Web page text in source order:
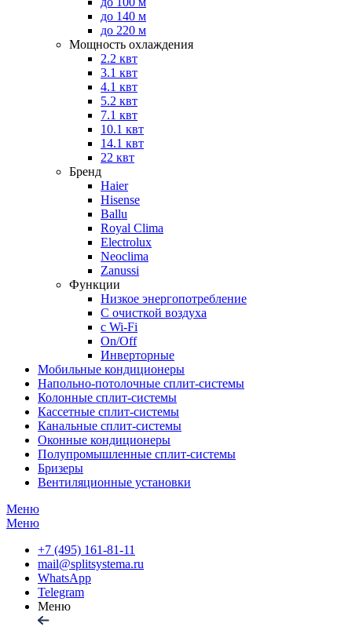
до 140 м
до 220 м
Мощность охлаждения
2.2 квт
3.1 квт
4.1 квт
5.2 квт
7.1 квт
10.1 квт
14.1 квт
22 квт
Бренд
Haier
Hisense
Ballu
Royal Clima
Electrolux
Neoclima
Zanussi
Функции
Низкое энергопотребление
С очисткой воздуха
с Wi-Fi
On/Off
Инверторные
Мобильные кондиционеры
Напольно-потолоч​ные ​сплит-системы
Колонные ​​сплит-системы
Кассетные сплит-системы
Канальные сплит-системы
Оконные кондиционеры
Полупромышленные сплит-системы
Бризеры
Вентиляционные установки
Меню
Меню
+7 (495) 161-81-11
mail@splitsystema.ru
WhatsApp
Telegram
Меню